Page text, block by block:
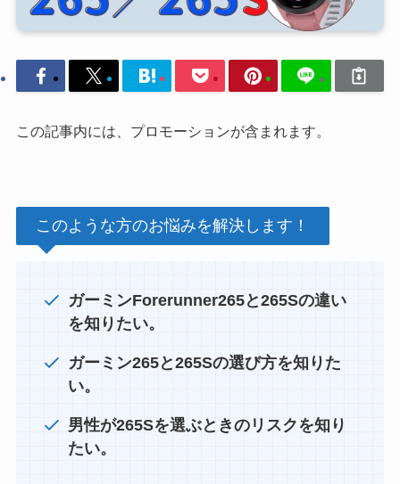
この記事内には、プロモーションが含まれます。
このような方のお悩みを解決します！
ガーミンForerunner265と265Sの違い
を知りたい。
ガーミン265と265Sの選び方を知りた
い。
男性が265Sを選ぶときのリスクを知り
たい。